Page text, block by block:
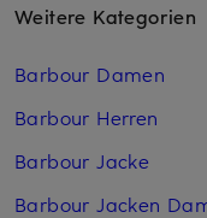
Weitere Kategorien
Barbour Damen
Barbour Herren
Barbour Jacke
Barbour Jacken